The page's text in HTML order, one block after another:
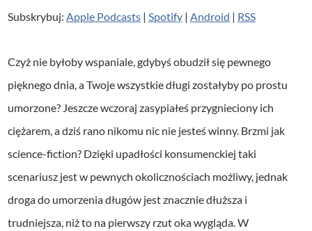
w
r
i
Subskrybuj:Apple Podcasts |Spotify |Android | RSS
Czyż nie byłoby wspaniale, gdybyś obudził się pewnego
pięknego dnia, a Twoje wszystkie długi zostałyby po prostu
umorzone? Jeszcze wczoraj zasypiałeś przygnieciony ich
ciężarem, a dziś rano nikomu nic nie jesteś winny. Brzmi jak
science-fiction? Dzięki upadłości konsumenckiej taki
scenariusz jest w pewnych okolicznościach możliwy, jednak
droga do umorzenia długów jest znacznie dłuższa i
trudniejsza, niż to na pierwszy rzut oka wygląda. W